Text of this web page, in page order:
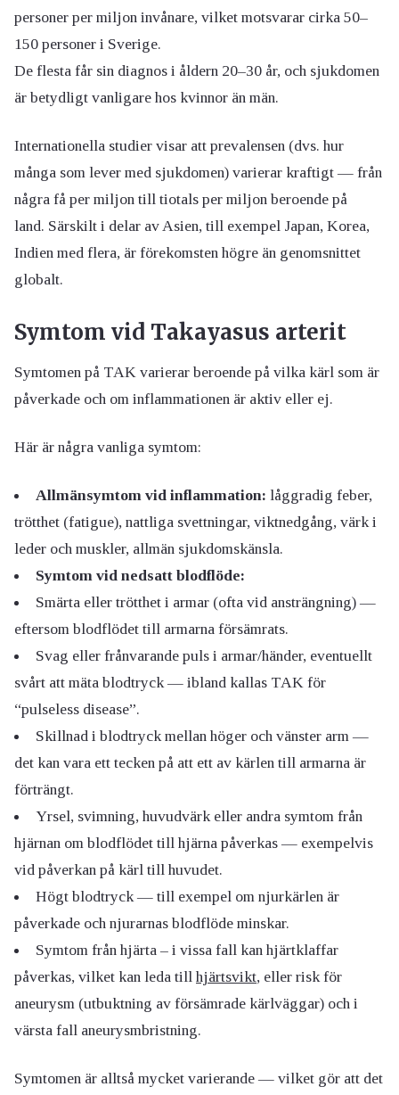
personer per miljon invånare, vilket motsvarar cirka 50–
150 personer i Sverige.
De flesta får sin diagnos i åldern 20–30 år, och sjukdomen
är betydligt vanligare hos kvinnor än män.
Internationella studier visar att prevalensen (dvs. hur
många som lever med sjukdomen) varierar kraftigt — från
några få per miljon till tiotals per miljon beroende på
land. Särskilt i delar av Asien, till exempel Japan, Korea,
Indien med flera, är förekomsten högre än genomsnittet
globalt.
Symtom vid Takayasus arterit
Symtomen på TAK varierar beroende på vilka kärl som är
påverkade och om inflammationen är aktiv eller ej.
Här är några vanliga symtom:
Allmänsymtom vid inflammation: låggradig feber,
trötthet (fatigue), nattliga svettningar, viktnedgång, värk i
leder och muskler, allmän sjukdomskänsla.
Symtom vid nedsatt blodflöde:
Smärta eller trötthet i armar (ofta vid ansträngning) —
eftersom blodflödet till armarna försämrats.
Svag eller frånvarande puls i armar/händer, eventuellt
svårt att mäta blodtryck — ibland kallas TAK för
“pulseless disease”.
Skillnad i blodtryck mellan höger och vänster arm —
det kan vara ett tecken på att ett av kärlen till armarna är
förträngt.
Yrsel, svimning, huvudvärk eller andra symtom från
hjärnan om blodflödet till hjärna påverkas — exempelvis
vid påverkan på kärl till huvudet.
Högt blodtryck — till exempel om njurkärlen är
påverkade och njurarnas blodflöde minskar.
Symtom från hjärta – i vissa fall kan hjärtklaffar
påverkas, vilket kan leda till hjärtsvikt, eller risk för
aneurysm (utbuktning av försämrade kärlväggar) och i
värsta fall aneurysmbristning.
Symtomen är alltså mycket varierande — vilket gör att det